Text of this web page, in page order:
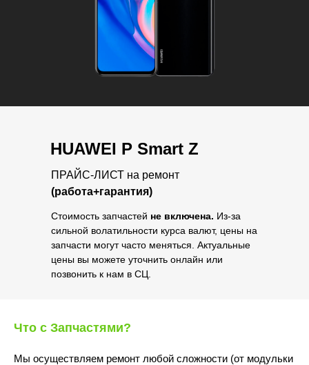
HUAWEI P Smart Z
ПРАЙС-ЛИСТ на ремонт
(работа+гарантия)
Стоимость запчастей не включена. Из-за
сильной волатильности курса валют, цены на
запчасти могут часто меняться. Актуальные
цены вы можете уточнить онлайн или
позвонить к нам в СЦ.
Что с Запчастями?
Мы осуществляем ремонт любой сложности (от модульки